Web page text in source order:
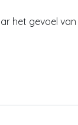
het gevoel van